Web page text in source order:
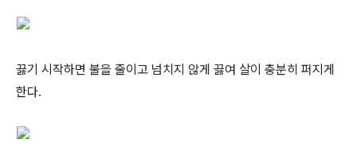
끓기 시작하면 불을 줄이고 넘치지 않게 끓여 살이 충분히 퍼지게
한다.